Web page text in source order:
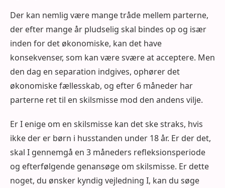
Der kan nemlig være mange tråde mellem parterne,
der efter mange år pludselig skal bindes op og især
inden for det økonomiske, kan det have
konsekvenser, som kan være svære at acceptere. Men
den dag en separation indgives, ophører det
økonomiske fællesskab, og efter 6 måneder har
parterne ret til en skilsmisse mod den andens vilje.
Er I enige om en skilsmisse kan det ske straks, hvis
ikke der er børn i husstanden under 18 år. Er der det,
skal I gennemgå en 3 måneders refleksionsperiode
og efterfølgende genansøge om skilsmisse. Er dette
noget, du ønsker kyndig vejledning I, kan du søge